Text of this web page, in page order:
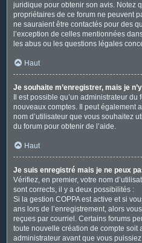
juridique pour obtenir son avis. Notez
propriétaires de ce forum ne peuvent
ne sauraient être contactés pour des
l’exception de celles mentionnées
les abus ou les questions légales
Haut
Je souhaite m’enregistrer, mais je
Il est possible qu’un administrateur
nouveaux comptes. Il peut également
nom d’utilisateur que vous souhaitez
du forum pour obtenir de l’aide.
Haut
Je suis enregistré mais je ne peux
Vérifiez, en premier, votre nom
sont corrects, il y a deux possibilités :
Si la gestion COPPA est active et si
ans lors de l’enregistrement, alors
reçues par courriel. Certains forums
toute nouvelle création de compte soit
administrateur avant que vous